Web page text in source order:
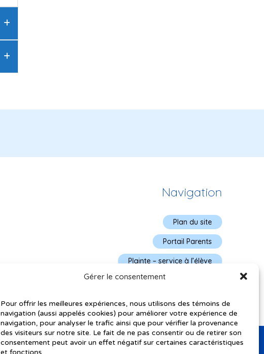
Gérer le consentement
Pour offrir les meilleures expériences, nous utilisons des témoins de
navigation (aussi appelés cookies) pour améliorer votre expérience de
navigation, pour analyser le trafic ainsi que pour vérifier la provenance
des visiteurs sur notre site. Le fait de ne pas consentir ou de retirer son
consentement peut avoir un effet négatif sur certaines caractéristiques
et fonctions.
Navigation
Plan du site
Portail Parents
Plainte – service à l’élève
Politique de confidentialité